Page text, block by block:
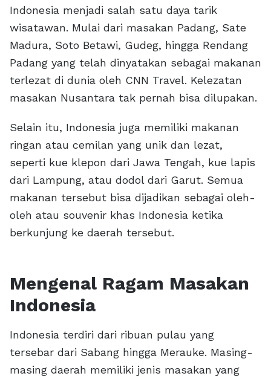
Indonesia menjadi salah satu daya tarik
wisatawan. Mulai dari masakan Padang, Sate
Madura, Soto Betawi, Gudeg, hingga Rendang
Padang yang telah dinyatakan sebagai makanan
terlezat di dunia oleh CNN Travel. Kelezatan
masakan Nusantara tak pernah bisa dilupakan.
Selain itu, Indonesia juga memiliki makanan
ringan atau cemilan yang unik dan lezat,
seperti kue klepon dari Jawa Tengah, kue lapis
dari Lampung, atau dodol dari Garut. Semua
makanan tersebut bisa dijadikan sebagai oleh-
oleh atau souvenir khas Indonesia ketika
berkunjung ke daerah tersebut.
Mengenal Ragam Masakan
Indonesia
Indonesia terdiri dari ribuan pulau yang
tersebar dari Sabang hingga Merauke. Masing-
masing daerah memiliki jenis masakan yang